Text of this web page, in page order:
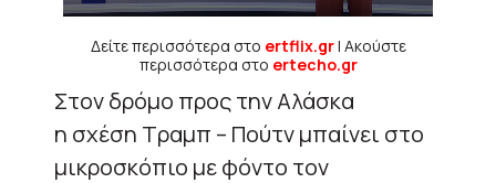
Δείτε περισσότερα στο ertflix.gr| Ακούστε
περισσότερα στο ertecho.gr
Στον δρόμο προς την Αλάσκα
η σχέση Τραμπ – Πούτν μπαίνει στο
μικροσκόπιο με φόντο τον